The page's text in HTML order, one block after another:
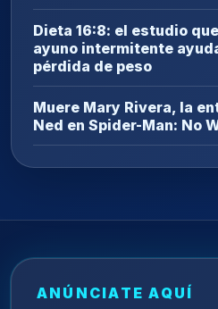
Dieta 16:8: el estudio
ayuno intermitente
pérdida de peso
Muere Mary Rivera, la
Ned en Spider-Man: No
ANÚNCIATE AQUÍ